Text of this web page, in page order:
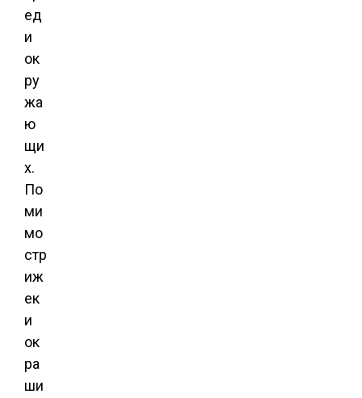
ед
и
ок
ру
жа
ю
щи
х.
По
ми
мо
стр
иж
ек
и
ок
ра
ши